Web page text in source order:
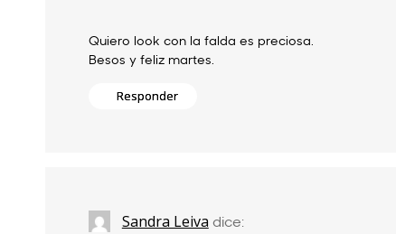
Quiero look con la falda es preciosa.
Besos y feliz martes.
Responder
Sandra Leiva dice: